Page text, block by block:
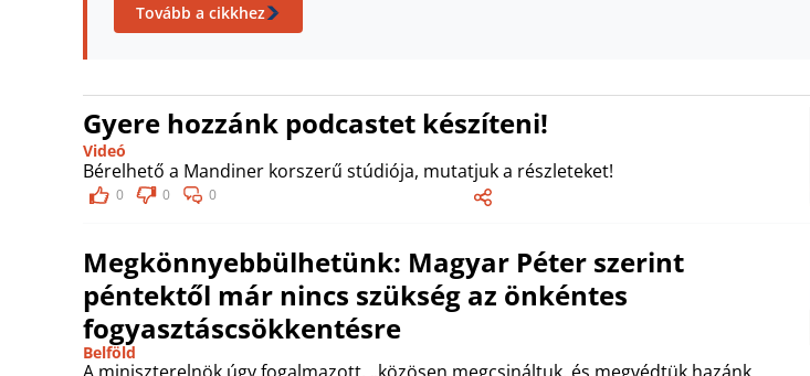
Tovább a cikkhez
Gyere hozzánk podcastet készíteni!
Videó
Bérelhető a Mandiner korszerű stúdiója, mutatjuk a részleteket!
0 0 0
Megkönnyebbülhetünk: Magyar Péter szerint
péntektől már nincs szükség az önkéntes
fogyasztáscsökkentésre
Belföld